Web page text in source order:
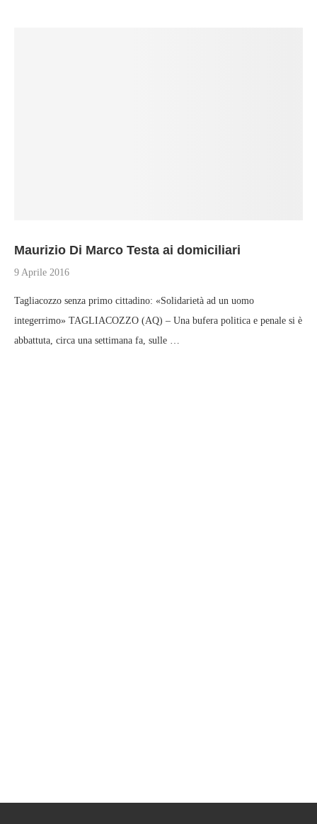
Maurizio Di Marco Testa ai domiciliari
9 Aprile 2016
Tagliacozzo senza primo cittadino: «Solidarietà ad un uomo
integerrimo» TAGLIACOZZO (AQ) – Una bufera politica e penale si è
abbattuta, circa una settimana fa, sulle …